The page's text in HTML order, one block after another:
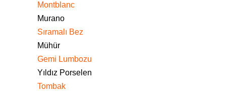
Montblanc
Murano
Sıramalı Bez
Mühür
Gemi Lumbozu
Yıldız Porselen
Tombak